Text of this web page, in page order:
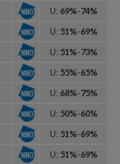
U: 69%-74%
U: 51%-69%
U: 51%-73%
U: 55%-65%
U: 68%-75%
U: 50%-60%
U: 51%-69%
U: 51%-69%